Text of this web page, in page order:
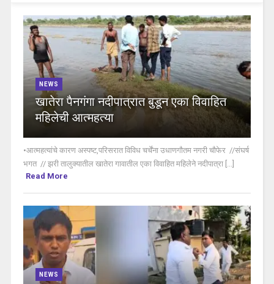
NEWS
खातेरा पैनगंगा नदीपात्रात बुडून एका विवाहित
महिलेची आत्महत्या
•आत्महत्यांचे कारण अस्पष्ट,परिसरात विविध चर्चेंना उधाणगौतम नगरी चौफेर //संघर्ष
भगत // झरी तालुक्यातील खातेरा गावातील एका विवाहित महिलेने नदीपात्रा [...]
Read More
NEWS